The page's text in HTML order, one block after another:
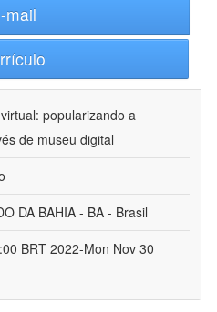
mail
popularizando a
de museu digital
DA BAHIA - BA - Brasil
BRT 2022-Mon Nov 30